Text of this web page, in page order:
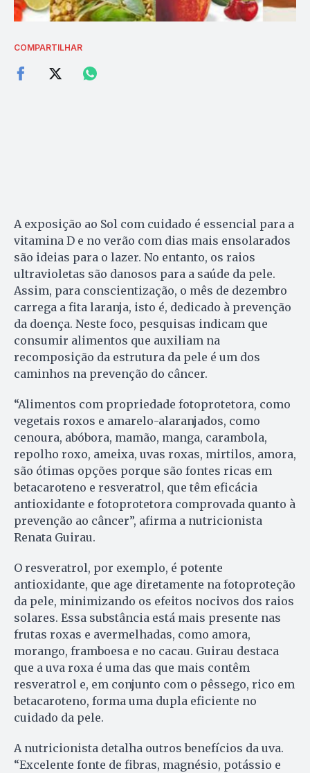
COMPARTILHAR
A exposição ao Sol com cuidado é essencial para a
vitamina D e no verão com dias mais ensolarados
são ideias para o lazer. No entanto, os raios
ultravioletas são danosos para a saúde da pele.
Assim, para conscientização, o mês de dezembro
carrega a fita laranja, isto é, dedicado à prevenção
da doença. Neste foco, pesquisas indicam que
consumir alimentos que auxiliam na
recomposição da estrutura da pele é um dos
caminhos na prevenção do câncer.
“Alimentos com propriedade fotoprotetora, como
vegetais roxos e amarelo-alaranjados, como
cenoura, abóbora, mamão, manga, carambola,
repolho roxo, ameixa, uvas roxas, mirtilos, amora,
são ótimas opções porque são fontes ricas em
betacaroteno e resveratrol, que têm eficácia
antioxidante e fotoprotetora comprovada quanto à
prevenção ao câncer”, afirma a nutricionista
Renata Guirau.
O resveratrol, por exemplo, é potente
antioxidante, que age diretamente na fotoproteção
da pele, minimizando os efeitos nocivos dos raios
solares. Essa substância está mais presente nas
frutas roxas e avermelhadas, como amora,
morango, framboesa e no cacau. Guirau destaca
que a uva roxa é uma das que mais contêm
resveratrol e, em conjunto com o pêssego, rico em
betacaroteno, forma uma dupla eficiente no
cuidado da pele.
A nutricionista detalha outros benefícios da uva.
“Excelente fonte de fibras, magnésio, potássio e